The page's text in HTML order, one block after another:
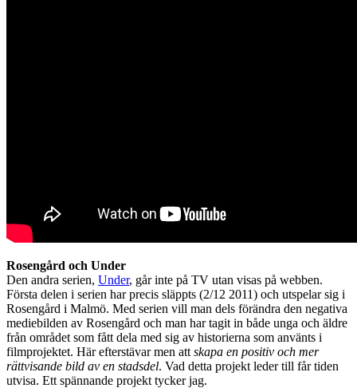
Rosengård och Under
Den andra serien, Under, går inte på TV utan visas på webben.
Första delen i serien har precis släppts (2/12 2011) och utspelar sig i
Rosengård i Malmö. Med serien vill man dels förändra den negativa
mediebilden av Rosengård och man har tagit in både unga och äldre
från området som fått dela med sig av historierna som använts i
filmprojektet. Här efterstävar men att skapa en positiv och mer
rättvisande bild av en stadsdel. Vad detta projekt leder till får tiden
utvisa. Ett spännande projekt tycker jag.